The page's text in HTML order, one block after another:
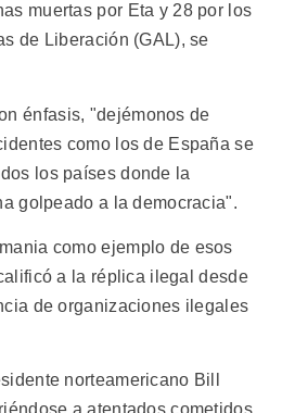
muertas por Eta y 28 por los
de Liberación (GAL), se
énfasis, "dejémonos de
como los de España se
los países donde la
golpeado a la democracia".
como ejemplo de esos
a la réplica ilegal desde
de organizaciones ilegales
norteamericano Bill